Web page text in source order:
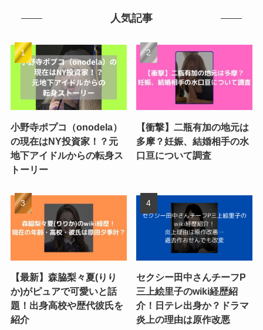
人気記事
小野寺ポプコ（onodela）
の現在はNY投資家！？元
地下アイドルからの転身ス
トーリー
【衝撃】二瓶有加の地元は
多摩？妊娠、結婚相手の水
口亘について調査
【最新】森脇梨々夏(りり
か)がピュアで可愛いと話
題！出身高校や歴代彼氏を
紹介
セクシー田中さんチーフP
三上絵里子のwiki経歴紹
介！日テレ出身か？ドラマ
炎上の理由は原作改悪